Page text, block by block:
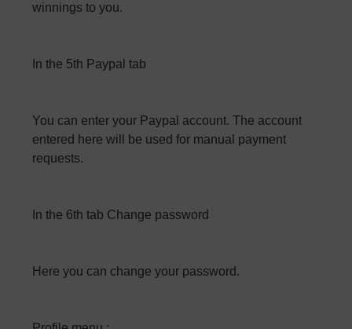
winnings to you.
In the 5th Paypal tab
You can enter your Paypal account. The account
entered here will be used for manual payment
requests.
In the 6th tab Change password
Here you can change your password.